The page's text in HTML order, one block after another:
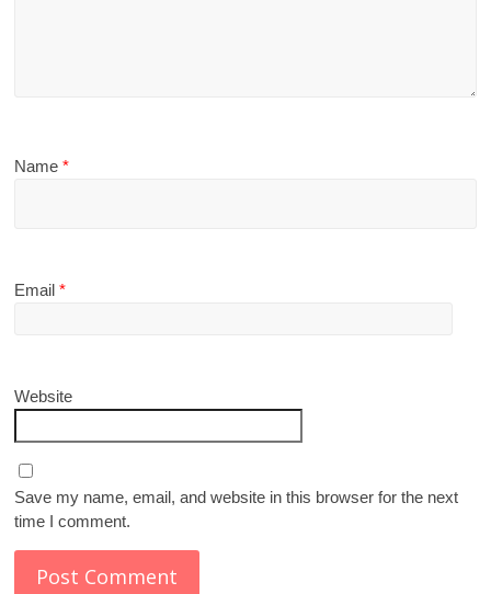
Name*
Email*
Website
Save my name, email, and website in this browser for the next
time I comment.